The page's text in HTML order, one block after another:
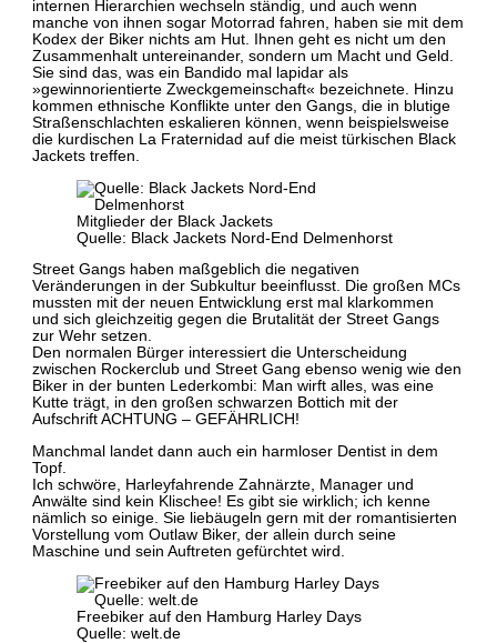
internen Hierarchien wechseln ständig, und auch wenn
manche von ihnen sogar Motorrad fahren, haben sie mit dem
Kodex der Biker nichts am Hut. Ihnen geht es nicht um den
Zusammenhalt untereinander, sondern um Macht und Geld.
Sie sind das, was ein Bandido mal lapidar als
»gewinnorientierte Zweckgemeinschaft« bezeichnete. Hinzu
kommen ethnische Konflikte unter den Gangs, die in blutige
Straßenschlachten eskalieren können, wenn beispielsweise
die kurdischen La Fraternidad auf die meist türkischen Black
Jackets treffen.
Mitglieder der Black Jackets
Quelle: Black Jackets Nord-End Delmenhorst
Street Gangs haben maßgeblich die negativen
Veränderungen in der Subkultur beeinflusst. Die großen MCs
mussten mit der neuen Entwicklung erst mal klarkommen
und sich gleichzeitig gegen die Brutalität der Street Gangs
zur Wehr setzen.
Den normalen Bürger interessiert die Unterscheidung
zwischen Rockerclub und Street Gang ebenso wenig wie den
Biker in der bunten Lederkombi: Man wirft alles, was eine
Kutte trägt, in den großen schwarzen Bottich mit der
Aufschrift ACHTUNG – GEFÄHRLICH!
Manchmal landet dann auch ein harmloser Dentist in dem
Topf.
Ich schwöre, Harleyfahrende Zahnärzte, Manager und
Anwälte sind kein Klischee! Es gibt sie wirklich; ich kenne
nämlich so einige. Sie liebäugeln gern mit der romantisierten
Vorstellung vom Outlaw Biker, der allein durch seine
Maschine und sein Auftreten gefürchtet wird.
Freebiker auf den Hamburg Harley Days
Quelle: welt.de